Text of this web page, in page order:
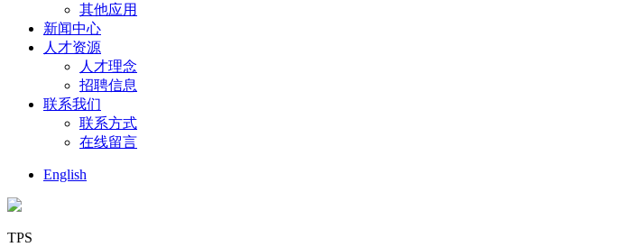
其他应用
新闻中心
人才资源
人才理念
招聘信息
联系我们
联系方式
在线留言
English
TPS